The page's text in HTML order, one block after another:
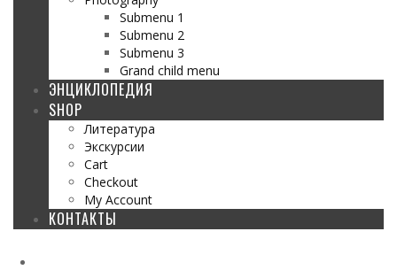
Submenu 1
Submenu 2
Submenu 3
Grand child menu
ЭНЦИКЛОПЕДИЯ
SHOP
Литература
Экскурсии
Cart
Checkout
My Account
КОНТАКТЫ